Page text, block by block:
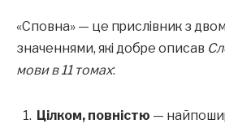
«Сповна» — це прислівник з
значеннями, які добре описав
мови в 11 томах:
Цілком, повністю —